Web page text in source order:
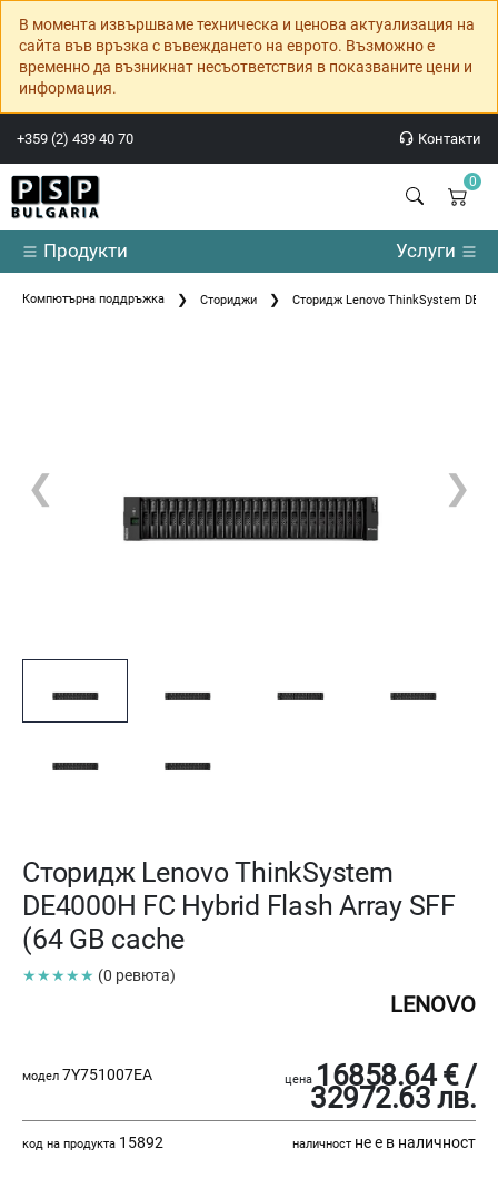
В момента извършваме техническа и ценова актуализация на
сайта във връзка с въвеждането на еврото. Възможно е
временно да възникнат несъответствия в показваните цени и
информация.
+359 (2) 439 40 70 Контакти
0
Продукти Услуги
Компютърна поддръжка Сториджи Сторидж Lenovo ThinkSystem
❮ ❯
Сторидж Lenovo ThinkSystem
DE4000H FC Hybrid Flash Array SFF
(64 GB cache
★★★★★ (0 ревюта)
LENOVO
модел 7Y751007EA цена 16858.64 € /
32972.63 лв.
код на продукта 15892 наличност не е в наличност